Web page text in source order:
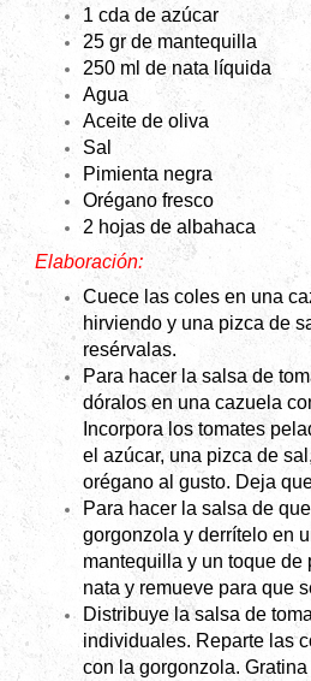
1 cda de azúcar
25 gr de mantequilla
250 ml de nata líquida
Agua
Aceite de oliva
Sal
Pimienta negra
Orégano fresco
2 hojas de albahaca
Elaboración:
Cuece las coles en una
hirviendo y una pizca de
resérvalas.
Para hacer la salsa de
dóralos en una cazuela
Incorpora los tomates
el azúcar, una pizca de
orégano al gusto. Deja
Para hacer la salsa de
gorgonzola y derrítelo en
mantequilla y un toque de
nata y remueve para que
Distribuye la salsa de
individuales. Reparte las
con la gorgonzola.